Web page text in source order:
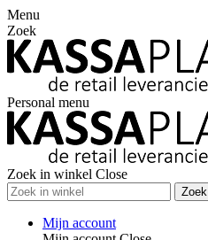
Menu
Zoek
Personal menu
Zoek in winkel Close
Zoek
Mijn account